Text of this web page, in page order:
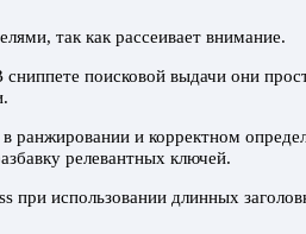
так как рассеивает внимание.
поисковой выдачи они
и корректном
релевантных ключей.
использовании длинных